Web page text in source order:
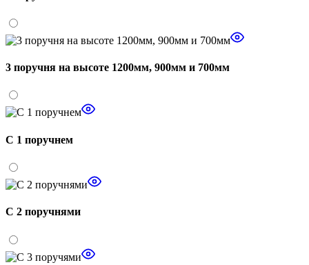
3 поручня на высоте 1200мм, 900мм и 700мм
С 1 поручнем
С 2 поручнями